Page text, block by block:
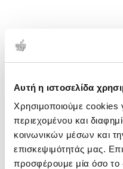
Αυτή η ιστοσελίδα
Χρησιμοποιούμε cookies
περιεχομένου και
κοινωνικών μέσων και
επισκεψιμότητάς μας.
προσφέρουμε μία όσο το